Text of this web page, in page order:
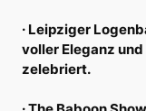
· Leipziger
voller Eleganz
zelebriert.